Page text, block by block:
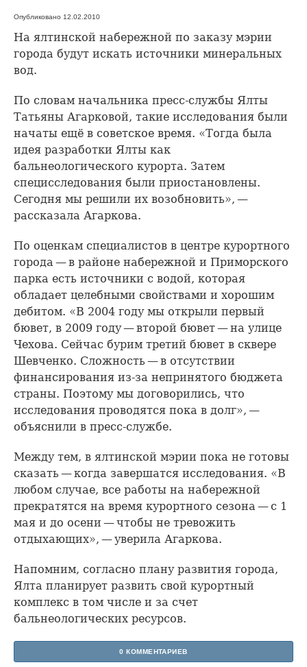
Опубликовано 12.02.2010
На ялтинской набережной по заказу мэрии
города будут искать источники минеральных
вод.
По словам начальника пресс-службы Ялты
Татьяны Агарковой, такие исследования были
начаты ещё в советское время. «Тогда была
идея разработки Ялты как
бальнеологического курорта. Затем
специсследования были приостановлены.
Сегодня мы решили их возобновить», —
рассказала Агаркова.
По оценкам специалистов в центре курортного
города — в районе набережной и Приморского
парка есть источники с водой, которая
обладает целебными свойствами и хорошим
дебитом. «В 2004 году мы открыли первый
бювет, в 2009 году — второй бювет — на улице
Чехова. Сейчас бурим третий бювет в сквере
Шевченко. Сложность — в отсутствии
финансирования из-за непринятого бюджета
страны. Поэтому мы договорились, что
исследования проводятся пока в долг», —
объяснили в пресс-службе.
Между тем, в ялтинской мэрии пока не готовы
сказать — когда завершатся исследования. «В
любом случае, все работы на набережной
прекратятся на время курортного сезона — с 1
мая и до осени — чтобы не тревожить
отдыхающих», — уверила Агаркова.
Напомним, согласно плану развития города,
Ялта планирует развить свой курортный
комплекс в том числе и за счет
бальнеологических ресурсов.
0 КОММЕНТАРИЕВ